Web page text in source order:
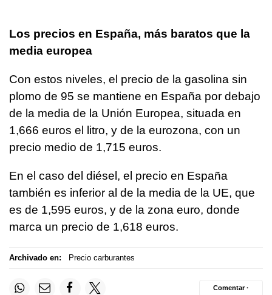
Los precios en España, más baratos que la
media europea
Con estos niveles, el precio de la gasolina sin
plomo de 95 se mantiene en España por debajo
de la media de la Unión Europea, situada en
1,666 euros el litro, y de la eurozona, con un
precio medio de 1,715 euros.
En el caso del diésel, el precio en España
también es inferior al de la media de la UE, que
es de 1,595 euros, y de la zona euro, donde
marca un precio de 1,618 euros.
Archivado en: Precio carburantes
Comentar ·